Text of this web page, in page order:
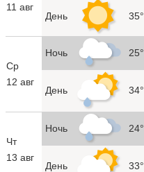
11 авг
День 35°
Ср
12 авг
Ночь 25°
День 34°
Чт
13 авг
Ночь 24°
День 33°